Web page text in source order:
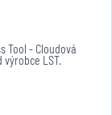
Tool - Cloudová
výrobce LST.